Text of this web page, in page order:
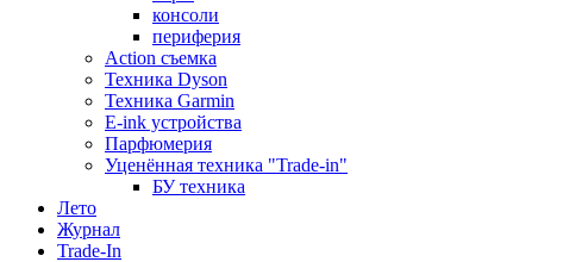
консоли
периферия
Action съемка
Техника Dyson
Техника Garmin
E-ink устройства
Парфюмерия
Уценённая техника "Trade-in"
БУ техника
Лето
Журнал
Trade-In